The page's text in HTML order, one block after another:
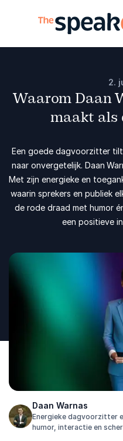
2.
Waarom Daan
maakt als
Een goede dagvoorzitter
naar onvergetelijk. Daan
Met zijn energieke en
waarin sprekers en publiek
de rode draad met humor
een positieve
Daan Warnas
Energieke dagvoorzitter
humor, interactie en